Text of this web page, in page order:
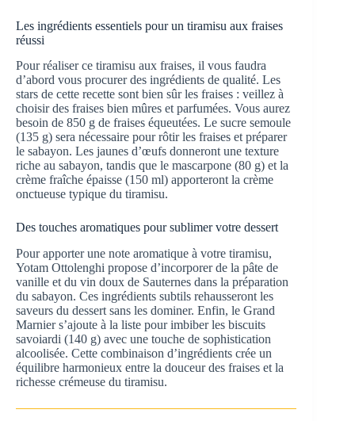
Les ingrédients essentiels pour un tiramisu aux fraises
réussi
Pour réaliser ce tiramisu aux fraises, il vous faudra
d’abord vous procurer des ingrédients de qualité. Les
stars de cette recette sont bien sûr les fraises : veillez à
choisir des fraises bien mûres et parfumées. Vous aurez
besoin de 850 g de fraises équeutées. Le sucre semoule
(135 g) sera nécessaire pour rôtir les fraises et préparer
le sabayon. Les jaunes d’œufs donneront une texture
riche au sabayon, tandis que le mascarpone (80 g) et la
crème fraîche épaisse (150 ml) apporteront la crème
onctueuse typique du tiramisu.
Des touches aromatiques pour sublimer votre dessert
Pour apporter une note aromatique à votre tiramisu,
Yotam Ottolenghi propose d’incorporer de la pâte de
vanille et du vin doux de Sauternes dans la préparation
du sabayon. Ces ingrédients subtils rehausseront les
saveurs du dessert sans les dominer. Enfin, le Grand
Marnier s’ajoute à la liste pour imbiber les biscuits
savoiardi (140 g) avec une touche de sophistication
alcoolisée. Cette combinaison d’ingrédients crée un
équilibre harmonieux entre la douceur des fraises et la
richesse crémeuse du tiramisu.